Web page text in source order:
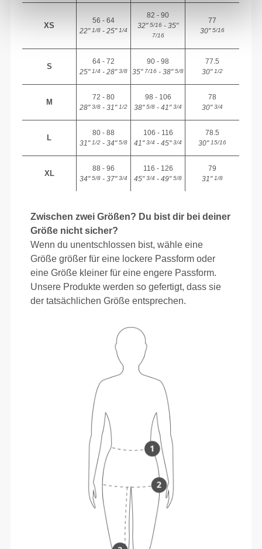
XS
56 - 64
22"1/8 - 25"1/4
82 - 90
32"5/16 - 35"
7/16
77
30"5/16
S
64 - 72
25"1/4 - 28"3/8
90 - 98
35"7/16 - 38"5/8
77.5
30"1/2
M
72 - 80
28"3/8 - 31"1/2
98 - 106
38"5/8 - 41"3/4
78
30"3/4
L
80 - 88
31"1/2 - 34"5/8
106 - 116
41"3/4 - 45"3/4
78.5
30"15/16
XL
88 - 96
34"5/8 - 37"3/4
116 - 126
45"3/4 - 49"5/8
79
31"1/8
Zwischen zwei Größen? Du bist dir bei deiner
Größe nicht sicher?
Wenn du unentschlossen bist, wähle eine
Größe größer für eine lockere Passform oder
eine Größe kleiner für eine engere Passform.
Unsere Produkte werden so gefertigt, dass sie
der tatsächlichen Größe entsprechen.